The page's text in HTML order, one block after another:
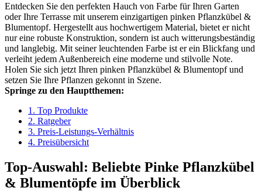
Entdecken Sie den perfekten Hauch von Farbe für Ihren Garten
oder Ihre Terrasse mit unserem einzigartigen pinken Pflanzkübel &
Blumentopf. Hergestellt aus hochwertigem Material, bietet er nicht
nur eine robuste Konstruktion, sondern ist auch witterungsbeständig
und langlebig. Mit seiner leuchtenden Farbe ist er ein Blickfang und
verleiht jedem Außenbereich eine moderne und stilvolle Note.
Holen Sie sich jetzt Ihren pinken Pflanzkübel & Blumentopf und
setzen Sie Ihre Pflanzen gekonnt in Szene.
Springe zu den Hauptthemen:
1. Top Produkte
2. Ratgeber
3. Preis-Leistungs-Verhältnis
4. Preisübersicht
Top-Auswahl: Beliebte Pinke Pflanzkübel
& Blumentöpfe im Überblick